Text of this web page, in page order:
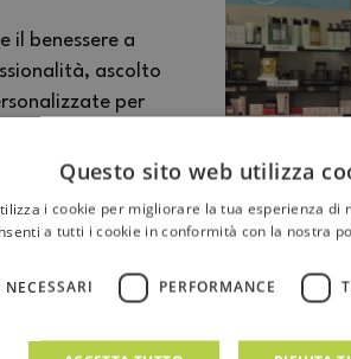
il benessere a
ascolto
per
competenza e
Questo sito web utilizza
i cookie per migliorare la tua esperienza di
a tutti i cookie in conformità con la nostra
PERFORMANCE